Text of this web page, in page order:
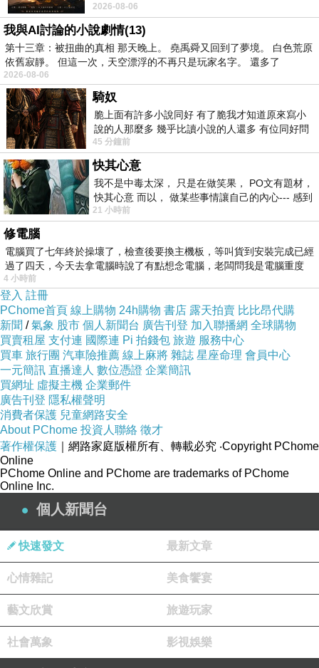
經在我的版留言…「好讚的圖^^感覺大家
2026-08-06
我與AI討論的小說劇情(13)
第十三章：被扭曲的真相 那天晚上。 堯禹舜又回到了夢境。 白色荒原
依舊寂靜。 但這一次，天空漂浮的不再只是玩家名字。 還多了
2026-08-06
騎奴
脆上面有許多小說同好 有了脆我才知道原來寫小
說的人那麼多 幾乎比讀小說的人還多 有位同好問
了一個問題 她說為什麼高中文學獎的
45 分鐘前
快其心意
我不是中毒太深， 只是在做笑果， PO文有題材，
快其心意 而以， 做某些事情讓自己的內心--- 感到
愉快。
21 小時前
修電腦
電腦買了七年終於操壞了，檢查後要換主機板，等叫貨到安裝完成已經
過了四天，今天去拿電腦時說了有點想念電腦，老闆問我是電腦重度
4 小時前
登入 註冊
PChome首頁 線上購物 24h購物 書店 露天拍賣 比比昂代購
新聞 /氣象 股市 個人新聞台 廣告刊登 加入聯播網 全球購物
買賣租屋 支付連 國際連 Pi 拍錢包 旅遊 服務中心
買車 旅行團 汽車險推薦 線上麻將 雜誌 星座命理 會員中心
一元簡訊 直播達人 數位憑證 企業簡訊
買網址 虛擬主機 企業郵件
廣告刊登 隱私權聲明
消費者保護 兒童網路安全
About PChome 投資人聯絡 徵才
著作權保護 ｜網路家庭版權所有、轉載必究 ‧Copyright PChome
Online
PChome Online and PChome are trademarks of PChome
Online Inc.
個人新聞台
快速發文 最新文章
心情雜記 美食饗宴
藝文欣賞 旅遊玩家
社會萬象 影視娛樂